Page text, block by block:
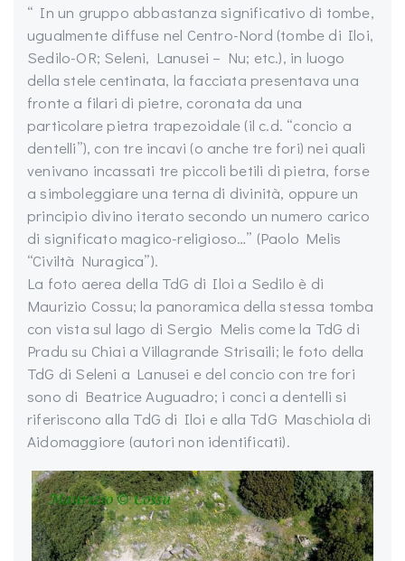
“ In un gruppo abbastanza significativo di tombe,
ugualmente diffuse nel Centro-Nord (tombe di Iloi,
Sedilo-OR; Seleni, Lanusei – Nu; etc.), in luogo
della stele centinata, la facciata presentava una
fronte a filari di pietre, coronata da una
particolare pietra trapezoidale (il c.d. “concio a
dentelli”), con tre incavi (o anche tre fori) nei quali
venivano incassati tre piccoli betili di pietra, forse
a simboleggiare una terna di divinità, oppure un
principio divino iterato secondo un numero carico
di significato magico-religioso…” (Paolo Melis
“Civiltà Nuragica”).
La foto aerea della TdG di Iloi a Sedilo è di
Maurizio Cossu; la panoramica della stessa tomba
con vista sul lago di Sergio Melis come la TdG di
Pradu su Chiai a Villagrande Strisaili; le foto della
TdG di Seleni a Lanusei e del concio con tre fori
sono di Beatrice Auguadro; i conci a dentelli si
riferiscono alla TdG di Iloi e alla TdG Maschiola di
Aidomaggiore (autori non identificati).